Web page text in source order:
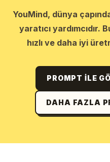
YouMind, dünya
yaratıcı
hızlı ve daha iyi
PROMPT ILE
DAHA FAZLA